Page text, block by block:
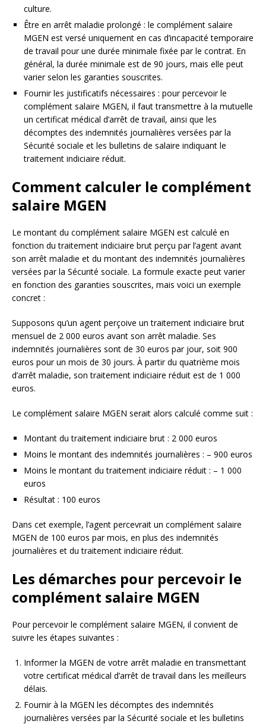
culture.
Être en arrêt maladie prolongé : le complément salaire
MGEN est versé uniquement en cas d’incapacité temporaire
de travail pour une durée minimale fixée par le contrat. En
général, la durée minimale est de 90 jours, mais elle peut
varier selon les garanties souscrites.
Fournir les justificatifs nécessaires : pour percevoir le
complément salaire MGEN, il faut transmettre à la mutuelle
un certificat médical d’arrêt de travail, ainsi que les
décomptes des indemnités journalières versées par la
Sécurité sociale et les bulletins de salaire indiquant le
traitement indiciaire réduit.
Comment calculer le complément
salaire MGEN
Le montant du complément salaire MGEN est calculé en
fonction du traitement indiciaire brut perçu par l’agent avant
son arrêt maladie et du montant des indemnités journalières
versées par la Sécurité sociale. La formule exacte peut varier
en fonction des garanties souscrites, mais voici un exemple
concret :
Supposons qu’un agent perçoive un traitement indiciaire brut
mensuel de 2 000 euros avant son arrêt maladie. Ses
indemnités journalières sont de 30 euros par jour, soit 900
euros pour un mois de 30 jours. À partir du quatrième mois
d’arrêt maladie, son traitement indiciaire réduit est de 1 000
euros.
Le complément salaire MGEN serait alors calculé comme suit :
Montant du traitement indiciaire brut : 2 000 euros
Moins le montant des indemnités journalières : – 900 euros
Moins le montant du traitement indiciaire réduit : – 1 000
euros
Résultat : 100 euros
Dans cet exemple, l’agent percevrait un complément salaire
MGEN de 100 euros par mois, en plus des indemnités
journalières et du traitement indiciaire réduit.
Les démarches pour percevoir le
complément salaire MGEN
Pour percevoir le complément salaire MGEN, il convient de
suivre les étapes suivantes :
Informer la MGEN de votre arrêt maladie en transmettant
votre certificat médical d’arrêt de travail dans les meilleurs
délais.
Fournir à la MGEN les décomptes des indemnités
journalières versées par la Sécurité sociale et les bulletins